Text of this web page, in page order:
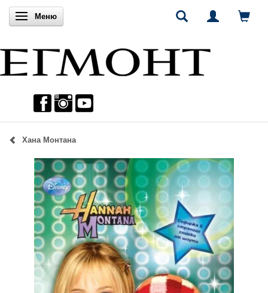
Включи навигацията
Меню
Хана Монтана